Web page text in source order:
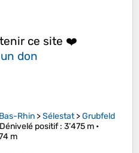
ce site ❤️
don
Bas-Rhin >Sélestat>Grubfeld
Dénivelé positif: 3’475 m •
m